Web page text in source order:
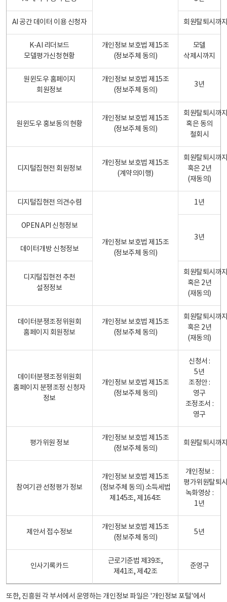
AI 공간 데이터 이용 신청자 회원탈퇴시까
K-AI 리더보드
모델평가신청현황
개인정보 보호법 제15조
(정보주체 동의)
모델
삭제시까지
원윈도우 홈페이지
회원정보
개인정보 보호법 제15조
(정보주체 동의)
3년
원윈도우 홍보동의 현황
개인정보 보호법 제15조
(정보주체 동의)
회원탈퇴시까
혹은 동의
철회시
디지털집현전 회원정보
개인정보 보호법 제15조
(계약의이행)
회원탈퇴시까
혹은 2년
(재동의)
디지털집현전 의견수렴
개인정보 보호법 제15조
(정보주체 동의)
1년
OPEN API 신청정보
3년
데이터개방 신청정보
디지털집현전 추천
설정정보
회원탈퇴시까
혹은 2년
(재동의)
데이터분쟁조정위원회
홈페이지 회원정보
개인정보 보호법 제15조
(정보주체 동의)
회원탈퇴시까
혹은 2년
(재동의)
데이터분쟁조정위원회
홈페이지 분쟁조정 신청자
정보
개인정보 보호법 제15조
(정보주체 동의)
신청서 :
5년
조정안 :
영구
조정조서 :
영구
평가위원 정보
개인정보 보호법 제15조
(정보주체 동의)
회원탈퇴시까
참여기관 선정평가 정보
개인정보 보호법 제15조
(정보주체 동의) 소득세법
제145조, 제164조
개인정보 :
평가위원탈퇴
녹화영상 :
1년
제안서 접수정보
개인정보 보호법 제15조
(정보주체 동의)
5년
인사기록카드
근로기준법 제39조,
제41조, 제42조
준영구
또한, 진흥원 각 부서에서 운영하는 개인정보 파일은 '개인정보 포털'에서